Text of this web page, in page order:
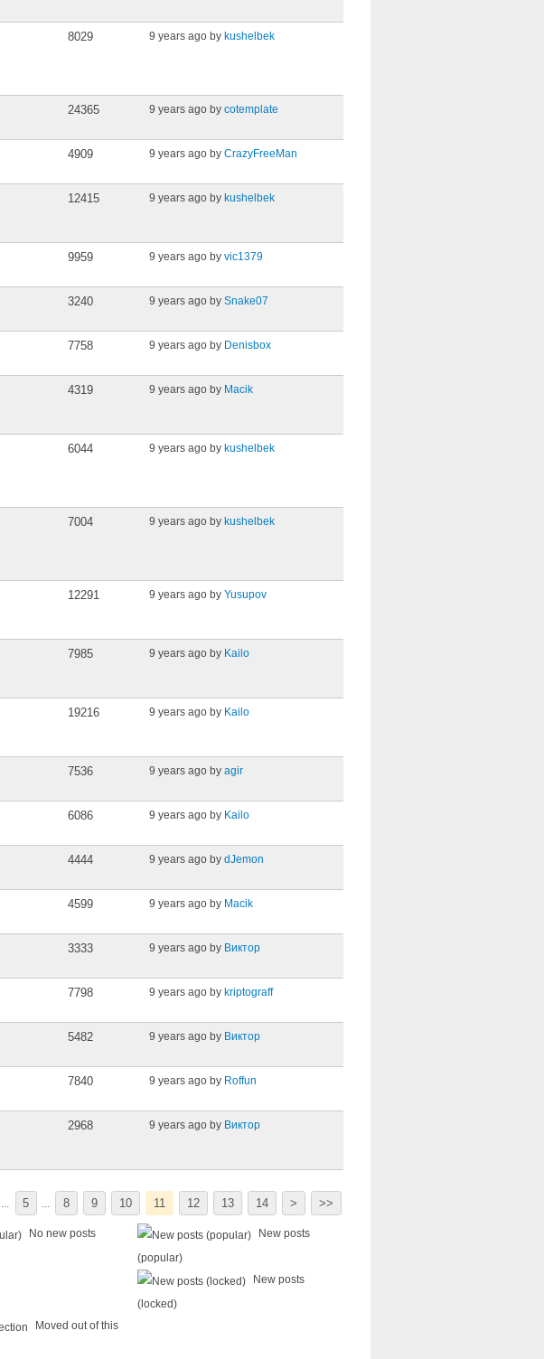
8029 9 years ago by kushelbek
24365 9 years ago by cotemplate
4909 9 years ago by CrazyFreeMan
12415 9 years ago by kushelbek
9959 9 years ago by vic1379
3240 9 years ago by Snake07
7758 9 years ago by Denisbox
4319 9 years ago by Macik
6044 9 years ago by kushelbek
7004 9 years ago by kushelbek
12291 9 years ago by Yusupov
7985 9 years ago by Kailo
19216 9 years ago by Kailo
7536 9 years ago by agir
6086 9 years ago by Kailo
4444 9 years ago by dJemon
4599 9 years ago by Macik
3333 9 years ago by Виктор
7798 9 years ago by kriptograff
5482 9 years ago by Виктор
7840 9 years ago by Roffun
2968 9 years ago by Виктор
5 8 9 10 11 12 13 14 > >>
No new posts New posts
(popular)
New posts
(locked)
Moved out of this